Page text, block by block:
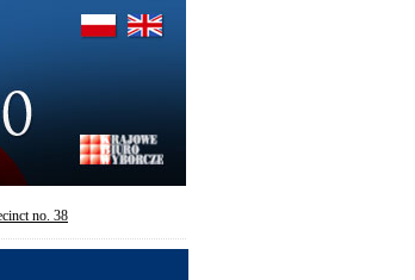
no. 38